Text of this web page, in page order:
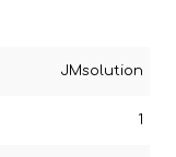
JMsolution
1